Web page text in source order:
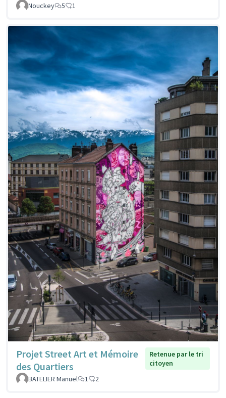
Nouckey
5 1
Projet Street Art et Mémoire
des Quartiers
Retenue par le tri
citoyen
BATELIER Manuel
1 2